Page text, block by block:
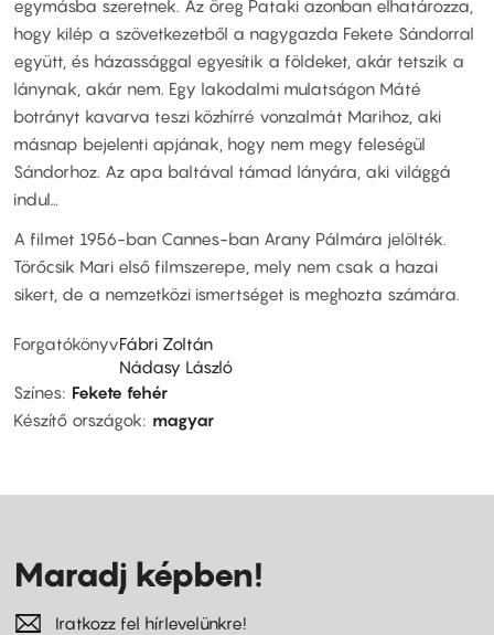
egymásba szeretnek. Az öreg Pataki azonban elhatározza,
hogy kilép a szövetkezetből a nagygazda Fekete Sándorral
együtt, és házassággal egyesítik a földeket, akár tetszik a
lánynak, akár nem. Egy lakodalmi mulatságon Máté
botrányt kavarva teszi közhírré vonzalmát Marihoz, aki
másnap bejelenti apjának, hogy nem megy feleségül
Sándorhoz. Az apa baltával támad lányára, aki világgá
indul…
A filmet 1956-ban Cannes-ban Arany Pálmára jelölték.
Törőcsik Mari első filmszerepe, mely nem csak a hazai
sikert, de a nemzetközi ismertséget is meghozta számára.
ForgatókönyvFábri Zoltán
Nádasy László
Színes Fekete fehér
Készítő országok
magyar
Maradj képben!
Iratkozz fel hírlevelünkre!